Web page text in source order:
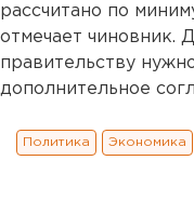
рассчитано по
отмечает чиновник.
правительству
дополнительное
Политика Экономика